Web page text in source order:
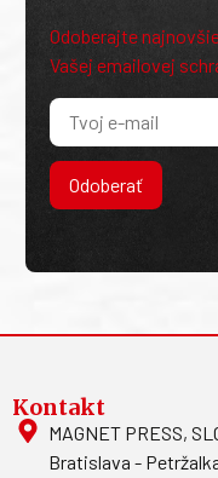
Odoberajte
Vašej emailovej
Odoberať
Kontakt
MAGNET PRESS,
Bratislava -